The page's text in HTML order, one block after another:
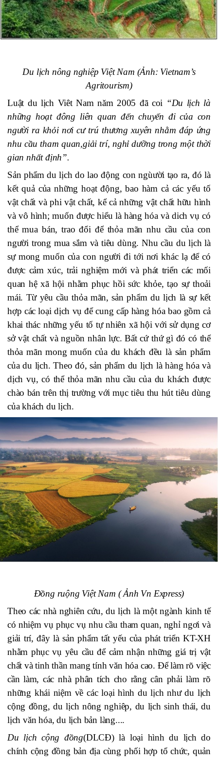
Du lịch nông nghiệp Việt Nam (Ảnh: Vietnam’s
Agritourism)
Luật du lịch Viêt Nam năm 2005 đã coi “Du lịch là
những hoạt đông liên quan đến chuyến đi của con
người ra khỏi nơi cư trú thương xuyên nhằm đáp ứng
nhu cầu tham quan,giải trí, nghỉ dưỡng trong một thời
gian nhất định”.
Sản phẩm du lịch do lao động con ngùười tạo ra, đó là
kết quả của những hoạt động, bao hàm cả các yếu tố
vật chất và phi vật chất, kể cả những vật chất hữu hình
và vô hình; muốn được hiểu là hàng hóa và dich vụ có
thể mua bán, trao đổi để thỏa mãn nhu cầu của con
người trong mua sắm và tiêu dùng. Nhu cầu du lịch là
sự mong muốn của con người đi tới nơi khác lạ để có
được cảm xúc, trải nghiệm mới và phát triển các mối
quan hệ xã hội nhằm phục hồi sức khỏe, tạo sự thoải
mái. Từ yêu cầu thỏa mãn, sản phẩm du lịch là sự kết
hợp các loại dịch vụ để cung cấp hàng hóa bao gồm cả
khai thác những yếu tố tự nhiên xã hội với sử dụng cơ
sở vật chất và nguồn nhân lực. Bất cứ thứ gì đó có thể
thỏa mãn mong muốn của du khách đều là sản phẩm
của du lịch. Theo đó, sản phẩm du lịch là hàng hóa và
dịch vụ, có thể thỏa mãn nhu cầu của du khách được
chào bán trên thị trường với mục tiêu thu hút tiêu dùng
của khách du lịch.
Đồng ruộng Việt Nam ( Ảnh Vn Express)
Theo các nhà nghiên cứu, du lịch là một ngành kinh tế
có nhiệm vụ phục vụ nhu cầu tham quan, nghỉ ngơi và
giải trí, đây là sản phẩm tất yếu của phát triển KT-XH
nhằm phục vụ yêu cầu để cảm nhận những giá trị vật
chất và tinh thần mang tính văn hóa cao. Để làm rõ việc
cần làm, các nhà phân tích cho rằng cân phải làm rõ
những khái niệm về các loại hình du lịch như du lịch
cộng đồng,du lịch nông nghiêp, du lịch sinh thái, du
lịch văn hóa, du lịch bản làng....
Du lịch cộng đồng(DLCĐ) là loại hình du lịch do
chính cộng đồng bản địa cùng phối hợp tổ chức, quản